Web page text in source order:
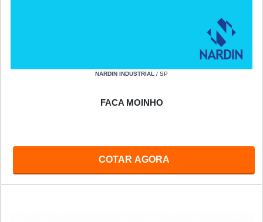
NARDIN INDUSTRIAL / SP
FACA MOINHO
COTAR AGORA